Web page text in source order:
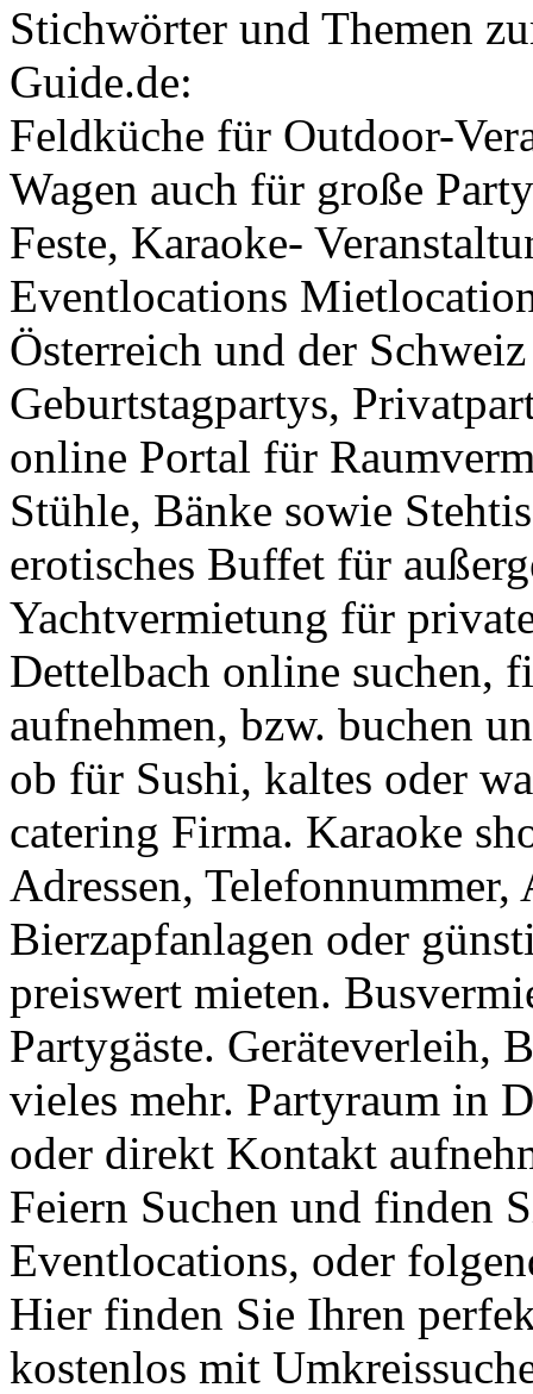
Stichwörter und Themen
Guide.de:
Feldküche für Outdoor-
Wagen auch für große
Feste, Karaoke-
Eventlocations
Österreich und der
Geburtstagpartys,
online Portal für
Stühle, Bänke sowie
erotisches Buffet für
Yachtvermietung für
Dettelbach online suchen,
aufnehmen, bzw. buchen
ob für Sushi, kaltes oder
catering Firma. Karaoke
Adressen,
Bierzapfanlagen oder
preiswert mieten.
Partygäste. Geräteverleih,
vieles mehr. Partyraum in
oder direkt Kontakt
Feiern Suchen und finden
Eventlocations, oder
Hier finden Sie Ihren
kostenlos mit